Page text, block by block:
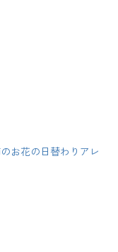
お花の日替わりアレ